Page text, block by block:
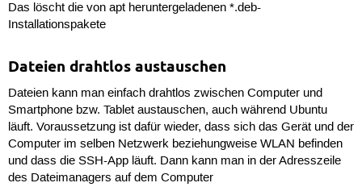
Das löscht die von apt heruntergeladenen *.deb-
Installationspakete
Dateien drahtlos austauschen
Dateien kann man einfach drahtlos zwischen Computer und
Smartphone bzw. Tablet austauschen, auch während Ubuntu
läuft. Voraussetzung ist dafür wieder, dass sich das Gerät und der
Computer im selben Netzwerk beziehungweise WLAN befinden
und dass die SSH-App läuft. Dann kann man in der Adresszeile
des Dateimanagers auf dem Computer